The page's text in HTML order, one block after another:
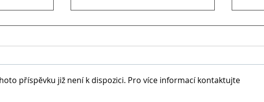
příspěvku již není k dispozici. Pro více informací kontaktujte